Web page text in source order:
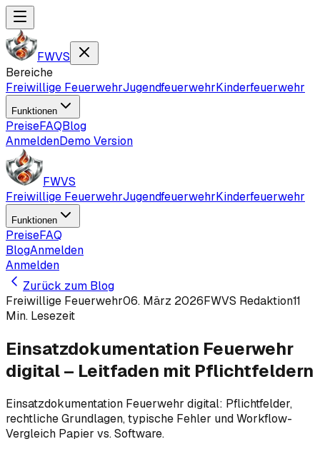
FWVS
Bereiche
Freiwillige FeuerwehrJugendfeuerwehrKinderfeuerwehr
Funktionen
PreiseFAQBlog
AnmeldenDemo Version
FWVS
Freiwillige FeuerwehrJugendfeuerwehrKinderfeuerwehr
Funktionen
PreiseFAQ
BlogAnmelden
Anmelden
Zurück zum Blog
Freiwillige Feuerwehr06. März 2026FWVS Redaktion11
Min. Lesezeit
Einsatzdokumentation Feuerwehr
digital – Leitfaden mit Pflichtfeldern
Einsatzdokumentation Feuerwehr digital: Pflichtfelder,
rechtliche Grundlagen, typische Fehler und Workflow-
Vergleich Papier vs. Software.